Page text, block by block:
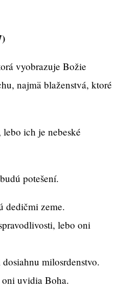
vyobrazuje Božie
najmä blaženstvá, ktoré
ich je nebeské
potešení.
dedičmi zeme.
lebo oni
milosrdenstvo.
uvidia Boha.